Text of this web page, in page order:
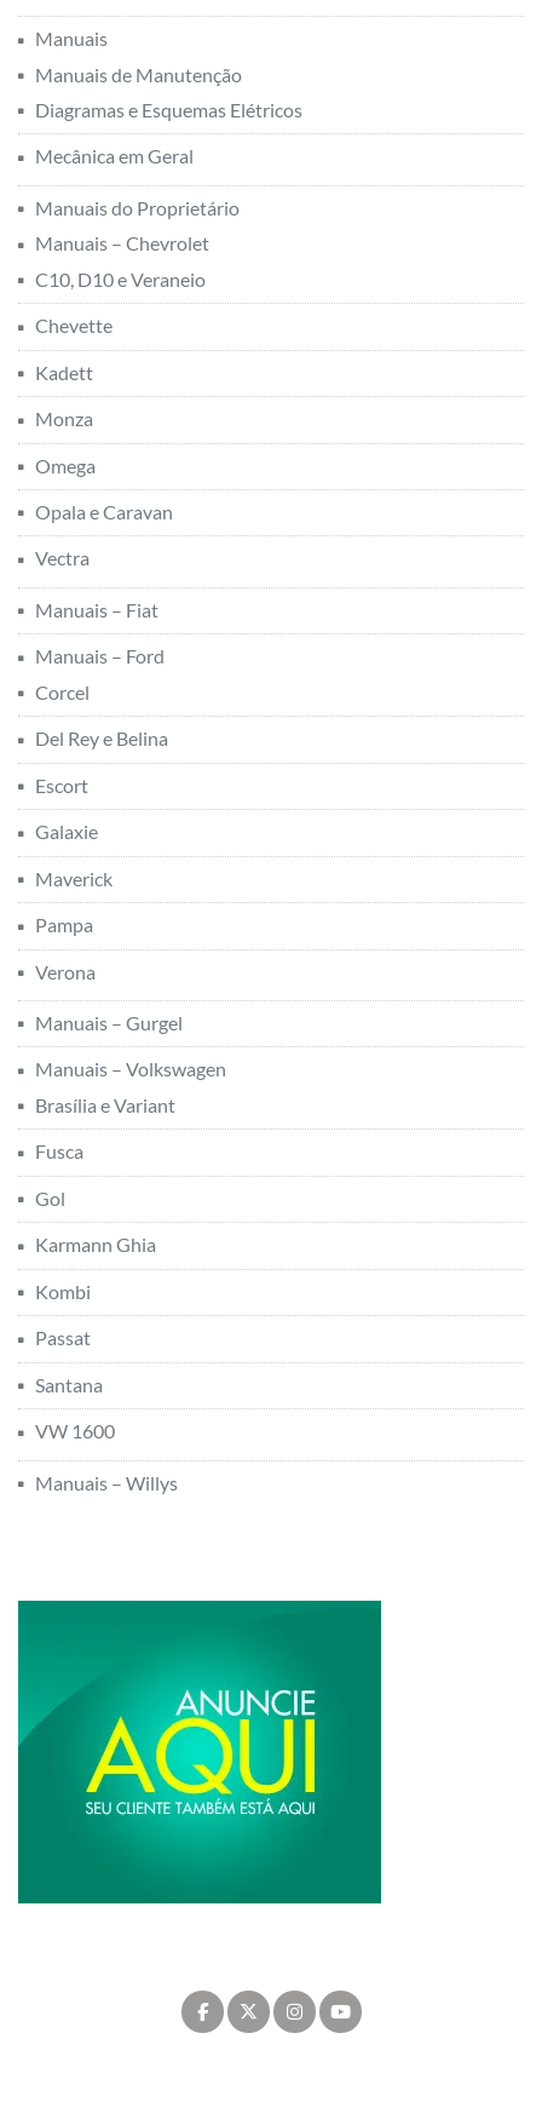
Manuais
Manuais de Manutenção
Diagramas e Esquemas Elétricos
Mecânica em Geral
Manuais do Proprietário
Manuais – Chevrolet
C10, D10 e Veraneio
Chevette
Kadett
Monza
Omega
Opala e Caravan
Vectra
Manuais – Fiat
Manuais – Ford
Corcel
Del Rey e Belina
Escort
Galaxie
Maverick
Pampa
Verona
Manuais – Gurgel
Manuais – Volkswagen
Brasília e Variant
Fusca
Gol
Karmann Ghia
Kombi
Passat
Santana
VW 1600
Manuais – Willys